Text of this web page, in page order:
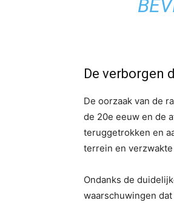
De verborgen
De oorzaak van de
de 20e eeuw en de
teruggetrokken en
terrein en
Ondanks de
waarschuwingen